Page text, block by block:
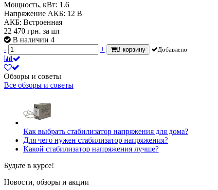
Мощность, кВт: 1.6
Напряжение АКБ: 12 В
АКБ: Встроенная
22 470 грн. за шт
В наличии 4
-
+ В корзину Добавлено
Обзоры и советы
Все обзоры и советы
Как выбрать стабилизатор напряжения для дома?
Для чего нужен стабилизатор напряжения?
Какой стабилизатор напряжения лучше?
Будьте в курсе!
Новости, обзоры и акции